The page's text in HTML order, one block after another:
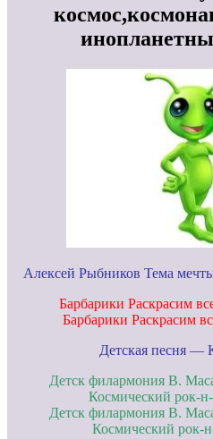
Алексей Рыбников Тема
Барбарики Раскрасим
Барбарики Раскрасим
Детская песня —
Детск филармония В.
Космический рок-
Детск филармония В.
Космический рок-